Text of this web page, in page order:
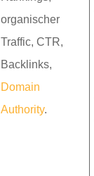
organischer
Traffic, CTR,
Backlinks,
Domain
Authority.